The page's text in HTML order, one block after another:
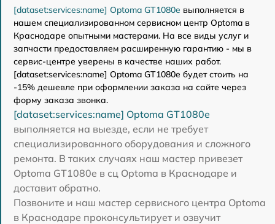
[dataset:services:name] Optoma GT1080e выполняется в
нашем специализированном сервисном центр Optoma в
Краснодаре опытными мастерами. На все виды услуг и
запчасти предоставляем расширенную гарантию - мы в
сервис-центре уверены в качестве наших работ.
[dataset:services:name] Optoma GT1080e будет стоить на
-15% дешевле при оформлении заказа на сайте через
форму заказа звонка.
[dataset:services:name] Optoma GT1080e
выполняется на выезде, если не требует
специализированного оборудования и сложного
ремонта. В таких случаях наш мастер привезет
Optoma GT1080e в сц Optoma в Краснодаре и
доставит обратно.
Позвоните и наш мастер сервисного центра Optoma
в Краснодаре проконсультирует и озвучит